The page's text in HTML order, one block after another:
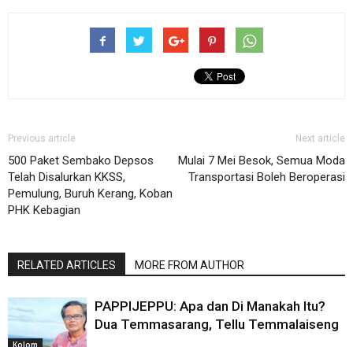
Previous article
500 Paket Sembako Depsos
Telah Disalurkan KKSS,
Pemulung, Buruh Kerang, Koban
PHK Kebagian
Next article
Mulai 7 Mei Besok, Semua Moda
Transportasi Boleh Beroperasi
RELATED ARTICLES MORE FROM AUTHOR
Kolom
PAPPIJEPPU: Apa dan Di Manakah Itu?
Dua Temmasarang, Tellu Temmalaiseng